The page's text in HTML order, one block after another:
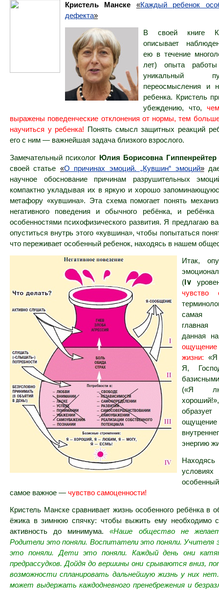
Кристель Манске «Каждый ребенок
дефекта»
В своей книге
описывает
ею в течение
лет) опыта
уникальный
переосмысления и
ребенка. Кристель
убеждению, что, ч
выражены поведенческие отклонения от нормы, тем
научиться у ребенка! Понять смысл защитных реакций
его с ним — важнейшая задача близкого взрослого.
Замечательный психолог Юлия Борисовна Гиппенрейтер
своей статье «О причинах эмоций. „Кувшин“ эмоций»
научное обоснование причинам разрушительных
компактно укладывая их в яркую и хорошо
метафору «кувшина». Эта схема помогает понять
негативного поведения и обычного ребёнка, и ребёнка
особенностями психофизического развития. Я предлагаю
опуститься внутрь этого «кувшина», чтобы попытаться
что переживает особенный ребенок, находясь в нашем
Итак,
(Ι∨
чувство
самая
главная
данная
жизни: «Я
Я,
(«Я
энергию
самое важное — чувство самоценности!
Кристель Манске сравнивает жизнь особенного ребёнка в
ёжика в зимнюю спячку: чтобы выжить ему необходимо
активность до минимума.«Наше общество не
Родители это поняли. Воспитатели это поняли. Учителя
это поняли. Дети это поняли. Каждый день они
предрассудков. Дойдя до вершины они срываются вниз,
возможности спланировать дальнейшую жизнь у них
может выдержать каждодневного пренебрежения и